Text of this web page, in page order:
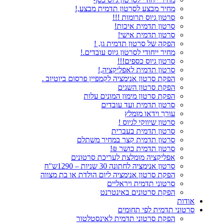
מחיר מבצע לסרטון תדמית מבצע,!
סרטון גיוס תרומות !!!
סרטון תדמית איכות!
סרטון תדמית אישי!
הפקה של סרטון תדמית גן, !
מחיר ייחודי לסרטון גיוס עובדים.!
סרטון גיוס כספים!!!
סרטון תדמית לאפליקציה,!
הפקת סרטון אנימציה לקמפיין פרסום ביוטיוב .
הפקת סרטון השגים
הפקת סרטון מימון המונים עלות
סרטון תדמית ועד עובדים
עורך וידאו מומלץ
סרטון שיווקי לגיוס !
סרטון תדמית בעברית
סרטון תדמית קצר במחיר משתלם
סרטון תדמית כושר ₪!
אפליקציה מומלצת לעריכת סרטונים
סרטון אנימציה לחתונה 30 שניות – 1290ש"ח
הפקת סרטון אנימציה ליום הולדת או בת מצווה
סרטוני תדמית ויראליים
הפקת סרטונים באינטרנט
אודות
סרטוני תדמית לפי תחומים
הפקת סרטוני תדמית לאינסטלטור